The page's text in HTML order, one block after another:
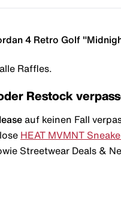
4 Retro Golf
Raffles.
Restock
auf keinen Fall
HEAT MVMNT
Streetwear Deals &